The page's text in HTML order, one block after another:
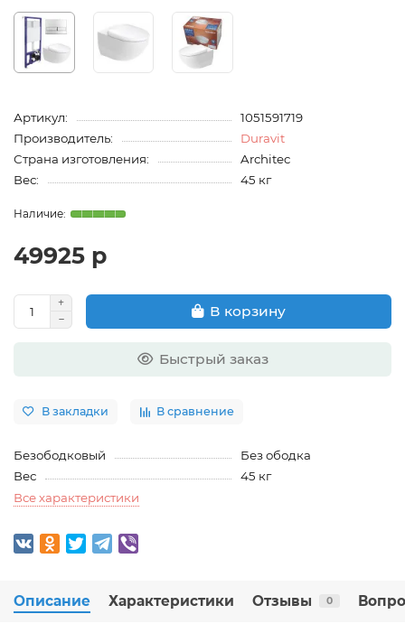
Артикул:
1051591719
Производитель:
Duravit
Страна изготовления:
Architec
Вес:
45 кг
49925 р
В корзину
Быстрый заказ
В закладки В сравнение
Безободковый
Без ободка
Вес
45 кг
Все характеристики
Описание Характеристики Отзывы 0